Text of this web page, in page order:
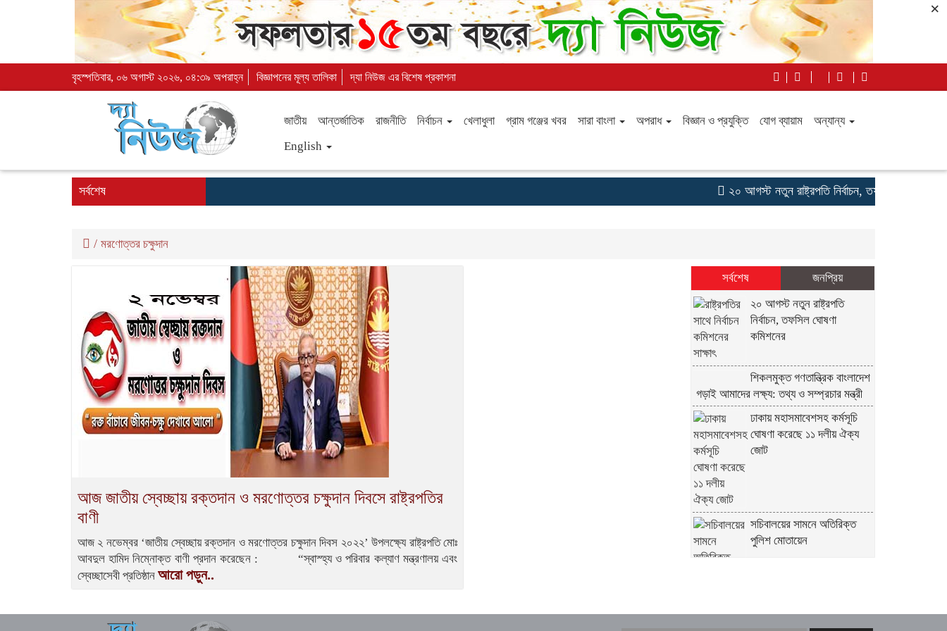
×
বৃহস্পতিবার, ০৬ অগাস্ট ২০২৬, ০৪:৩৯ অপরাহ্ন বিজ্ঞাপনের মূল্য তালিকা দ্যা নিউজ এর বিশেষ প্রকাশনা
জাতীয় আন্তর্জাতিক রাজনীতি নির্বাচন খেলাধুলা গ্রাম গঞ্জের খবর সারা বাংলা অপরাধ বিজ্ঞান ও প্রযুক্তি যোগ ব্যায়াম
অন্যান্য
English
সর্বশেষ ২০ আগস্ট নতুন রাষ্ট্রপতি নির্বাচন, তফসিল ঘোষণা
/ মরণোত্তর চক্ষুদান
আজ জাতীয় স্বেচ্ছায় রক্তদান ও মরণোত্তর চক্ষুদান দিবসে রাষ্ট্রপতির
বাণী
আজ ২ নভেম্বর ‘জাতীয় স্বেচ্ছায় রক্তদান ও মরণোত্তর চক্ষুদান দিবস ২০২২’ উপলক্ষ্যে রাষ্ট্রপতি মোঃ
আবদুল হামিদ নিম্নোক্ত বাণী প্রদান করেছেন : “স্বাস্হ্য ও পরিবার কল্যাণ মন্ত্রণালয় এবং
স্বেচ্ছাসেবী প্রতিষ্ঠান আরো পড়ুন..
সর্বশেষ
জনপ্রিয়
২০ আগস্ট নতুন রাষ্ট্রপতি
নির্বাচন, তফসিল ঘোষণা
কমিশনের
শিকলমুক্ত গণতান্ত্রিক বাংলাদেশ
গড়াই আমাদের লক্ষ্য: তথ্য ও সম্প্রচার মন্ত্রী
ঢাকায় মহাসমাবেশসহ কর্মসূচি
ঘোষণা করেছে ১১ দলীয় ঐক্য
জোট
সচিবালয়ের সামনে অতিরিক্ত
পুলিশ মোতায়েন
সূর্যের পৃষ্ঠে লুকিয়ে ছিল যে রহস্য